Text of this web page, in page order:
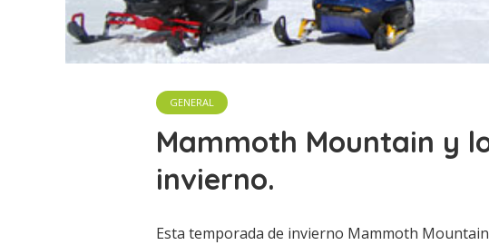
GENERAL
Mammoth Mountain y
invierno.
Esta temporada de invierno Mammoth